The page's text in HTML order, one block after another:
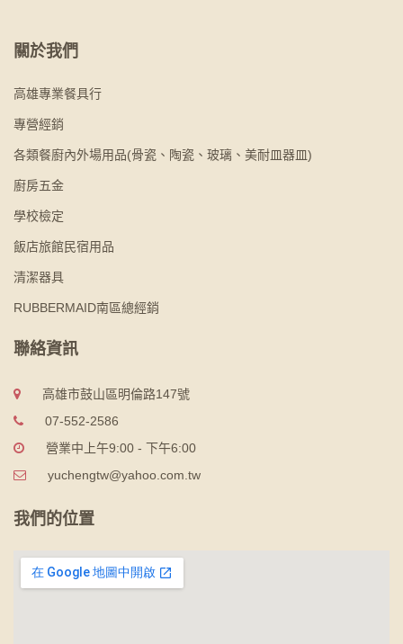
關於我們
高雄專業餐具行
專營經銷
各類餐廚內外場用品(骨瓷、陶瓷、玻璃、美耐皿器皿)
廚房五金
學校檢定
飯店旅館民宿用品
清潔器具
RUBBERMAID南區總經銷
聯絡資訊
高雄市鼓山區明倫路147號
07-552-2586
營業中上午9:00 - 下午6:00
yuchengtw@yahoo.com.tw
我們的位置